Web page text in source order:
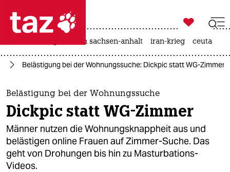
 taz zahl ich
taz zahl ich
themen
politik
öko
gesellschaft

taz zahl ich
landtagswahl in sachsen-anhalt iran-krieg ceuta
Belästigung bei der Wohnungssuche: Dickpic statt WG-Zimmer
Belästigung bei der Wohnungssuche
Dickpic statt WG-Zimmer
Männer nutzen die Wohnungsknappheit aus und
belästigen online Frauen auf Zimmer-Suche. Das
geht von Drohungen bis hin zu Masturbations-
Videos.